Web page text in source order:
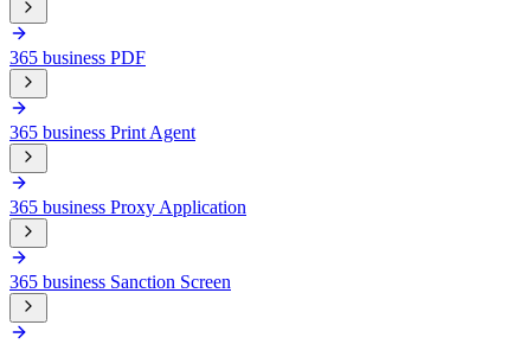
365 business PDF
365 business Print Agent
365 business Proxy Application
365 business Sanction Screen